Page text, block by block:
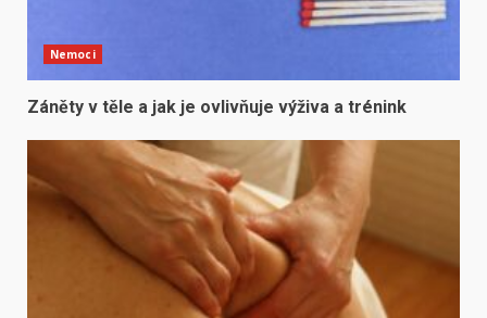
Nemoci
Záněty v těle a jak je ovlivňuje výživa a trénink